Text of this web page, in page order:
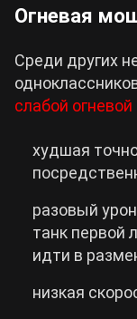
Огневая
Среди других
слабой
худшая
разовый
танк первой
идти в
низкая